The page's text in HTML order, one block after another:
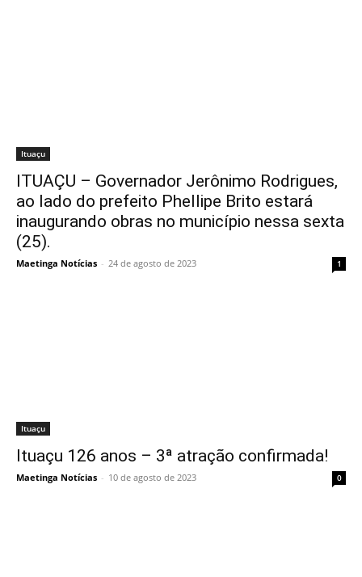
Ituaçu
ITUAÇU – Governador Jerônimo Rodrigues,
ao lado do prefeito Phellipe Brito estará
inaugurando obras no município nessa sexta
(25).
Maetinga Notícias - 24 de agosto de 2023 1
Ituaçu
Ituaçu 126 anos – 3ª atração confirmada!
Maetinga Notícias - 10 de agosto de 2023 0